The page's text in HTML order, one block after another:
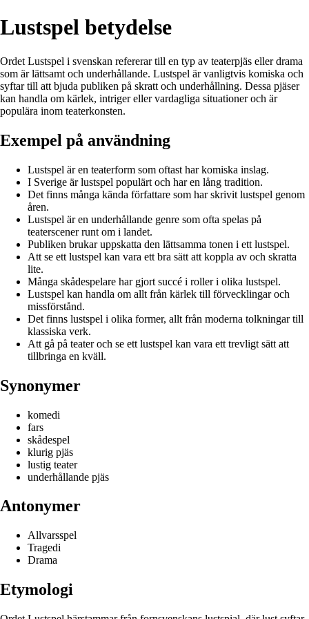
Lustspel betydelse
Ordet Lustspel i svenskan refererar till en typ av teaterpjäs eller drama
som är lättsamt och underhållande. Lustspel är vanligtvis komiska och
syftar till att bjuda publiken på skratt och underhållning. Dessa pjäser
kan handla om kärlek, intriger eller vardagliga situationer och är
populära inom teaterkonsten.
Exempel på användning
Lustspel är en teaterform som oftast har komiska inslag.
I Sverige är lustspel populärt och har en lång tradition.
Det finns många kända författare som har skrivit lustspel genom
åren.
Lustspel är en underhållande genre som ofta spelas på
teaterscener runt om i landet.
Publiken brukar uppskatta den lättsamma tonen i ett lustspel.
Att se ett lustspel kan vara ett bra sätt att koppla av och skratta
lite.
Många skådespelare har gjort succé i roller i olika lustspel.
Lustspel kan handla om allt från kärlek till förvecklingar och
missförstånd.
Det finns lustspel i olika former, allt från moderna tolkningar till
klassiska verk.
Att gå på teater och se ett lustspel kan vara ett trevligt sätt att
tillbringa en kväll.
Synonymer
komedi
fars
skådespel
klurig pjäs
lustig teater
underhållande pjäs
Antonymer
Allvarsspel
Tragedi
Drama
Etymologi